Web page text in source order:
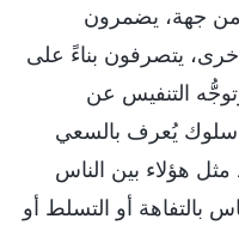
من جهة، يضمرون
يتصرفون بناءً على
التنفيس عن
سلوك يُعرف بالسعي
مثل هؤلاء بين الناس
بالتفاهة أو التسلط أو